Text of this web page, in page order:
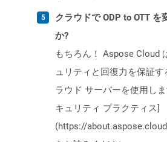
クラウドで ODP to OTT を
か?
もちろん！ Aspose Cloud
ュリティと回復力を保証す
ラウド サーバーを使用し
キュリティ プラクティス]
(https://